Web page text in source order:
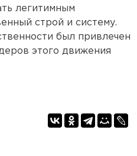
легитимным
строй и систему.
был привлечен
этого движения